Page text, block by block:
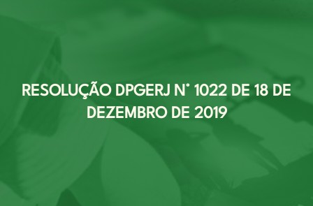
RESOLUÇÃO DPGERJ N° 1022 DE 18 DE
DEZEMBRO DE 2019